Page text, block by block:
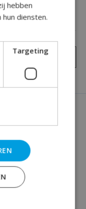
toevoegen
hebben
diensten.
Targeting